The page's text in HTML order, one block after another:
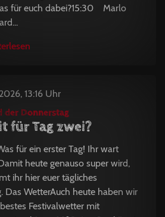
für euch dabei?15:30 Marlo
13:16 Uhr
der Donnerstag
für Tag zwei?
für ein erster Tag! Ihr wart
heute genauso super wird,
ihr hier euer tägliches
Das WetterAuch heute haben wir
Festivalwetter mit